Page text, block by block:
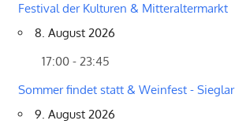
Festival der Kulturen & Mitteraltermarkt
8. August 2026
17:00 - 23:45
Sommer findet statt & Weinfest - Sieglar
9. August 2026